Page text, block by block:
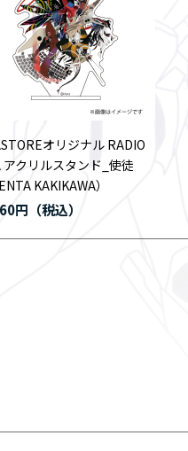
オリジナル RADIO
アクリルスタンド_使徒
KAKIKAWA）
円